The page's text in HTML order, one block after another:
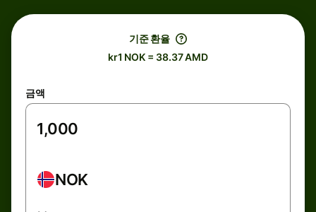
기준 환율
kr1 NOK = 38.37 AMD
금액
NOK